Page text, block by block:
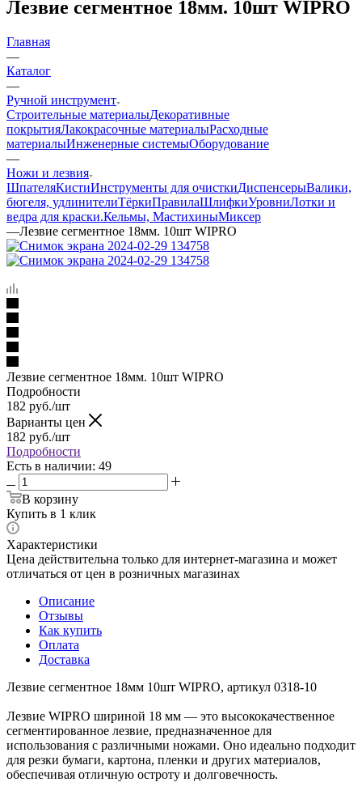
Лезвие сегментное 18мм. 10шт WIPRO
Главная
—
Каталог
—
Ручной инструмент
Строительные материалыДекоративные
покрытияЛакокрасочные материалыРасходные
материалыИнженерные системыОборудование
—
Ножи и лезвия
ШпателяКистиИнструменты для очисткиДиспенсерыВалики,
бюгеля, удлинителиТёркиПравилаШлифкиУровниЛотки и
ведра для краски.Кельмы, МастихиныМиксер
—Лезвие сегментное 18мм. 10шт WIPRO
Лезвие сегментное 18мм. 10шт WIPRO
Подробности
182 руб./шт
Варианты цен
182 руб./шт
Подробности
Есть в наличии: 49
В корзину
Купить в 1 клик
Характеристики
Цена действительна только для интернет-магазина и может
отличаться от цен в розничных магазинах
Описание
Отзывы
Как купить
Оплата
Доставка
Лезвие сегментное 18мм 10шт WIPRO, артикул 0318-10
Лезвие WIPRO шириной 18 мм — это высококачественное
сегментированное лезвие, предназначенное для
использования с различными ножами. Оно идеально подходит
для резки бумаги, картона, пленки и других материалов,
обеспечивая отличную остроту и долговечность.